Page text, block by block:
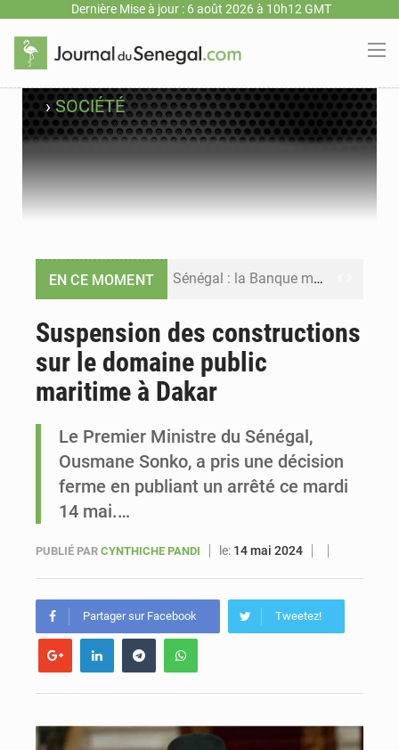
Dernière Mise à jour : 6 août 2026 à 10h12 GMT
›SOCIÉTÉ
EN CE MOMENT Sénégal : la Banque mondiale annonce un financement de 340 milliards FCFA pour soutenir les priorités de la Vision Sénégal 2050
Sénégal : la presse salue le nouvel appui financier de la Banque mondiale
Suspension des constructions
sur le domaine public
maritime à Dakar
Le Premier Ministre du Sénégal,
Ousmane Sonko, a pris une décision
ferme en publiant un arrêté ce mardi
14 mai.…
PUBLIÉ PAR CYNTHICHE PANDI le: 14 mai 2024
Partager sur Facebook Tweetez!